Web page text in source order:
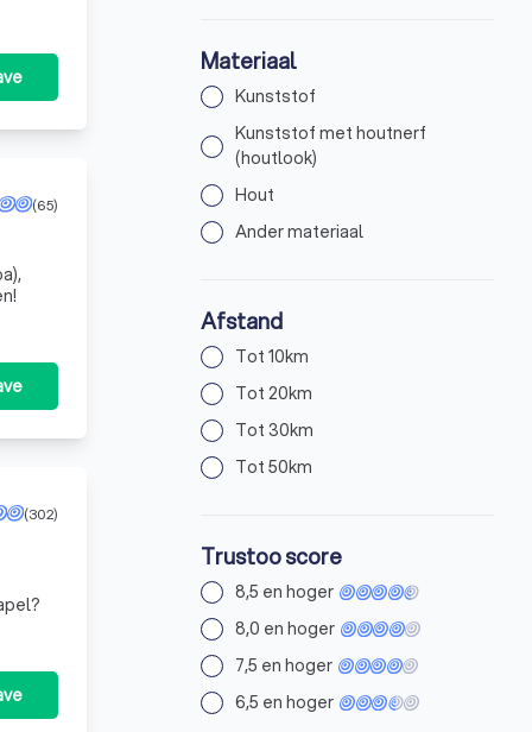
(65)
(302)
Materiaal
Kunststof
Kunststof met houtnerf
(houtlook)
Hout
Ander materiaal
Afstand
Tot 10km
Tot 20km
Tot 30km
Tot 50km
Trustoo score
8,5 en hoger
8,0 en hoger
7,5 en hoger
6,5 en hoger